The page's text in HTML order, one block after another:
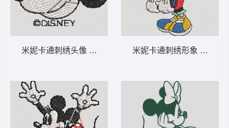
米妮卡通刺绣头像 米妮 48-DST格式米妮卡通刺绣形象 米妮